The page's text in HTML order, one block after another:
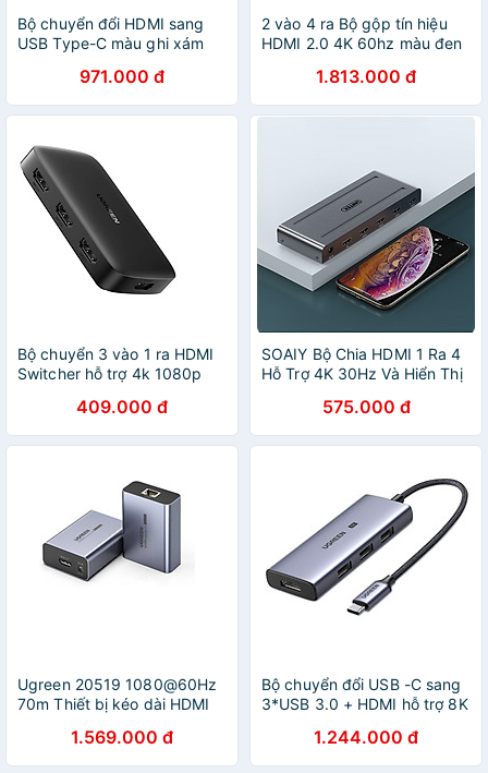
Bộ chuyển đổi HDMI sang
USB Type-C màu ghi xám
CM323 Hàng Chính Hãng
971.000 đ
2 vào 4 ra Bộ gộp tín hiệu
HDMI 2.0 4K 60hz màu đen
Hàng chính hãng
1.813.000 đ
Bộ chuyển 3 vào 1 ra HDMI
Switcher hỗ trợ 4k 1080p
332HDC80125Cm Hàng
chính hãng
409.000 đ
SOAIY Bộ Chia HDMI 1 Ra 4
Hỗ Trợ 4K 30Hz Và Hiển Thị
Nhập Khẩu575.000 đ
Ugreen 20519 1080@60Hz
70m Thiết bị kéo dài HDMI
CM455 20020519 hàng
chính hãng
1.569.000 đ
Bộ chuyển đổi USB -C sang
3*USB 3.0 + HDMI hỗ trợ 8K
- HÀNG CHÍNH HÃNG
1.244.000 đ